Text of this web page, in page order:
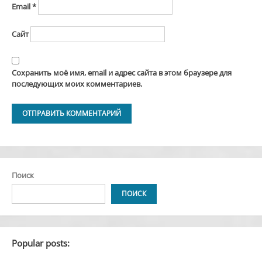
Email*
Сайт
Сохранить моё имя, email и адрес сайта в этом браузере для
последующих моих комментариев.
Поиск
ПОИСК
Popular posts: